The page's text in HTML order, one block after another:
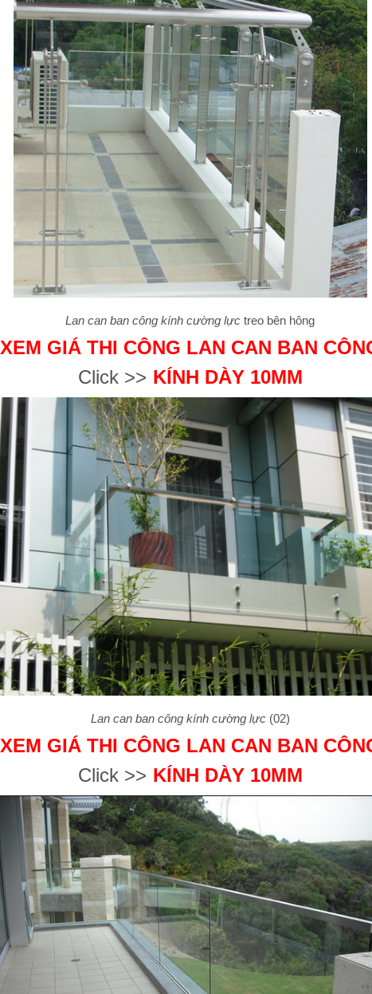
Lan can ban công kính cường lựctreo bên hông
XEM GIÁ THI CÔNG LAN CAN BAN
Click >> KÍNH DÀY 10MM
Lan can ban công kính cường lực (02)
XEM GIÁ THI CÔNG LAN CAN BAN
Click >> KÍNH DÀY 10MM